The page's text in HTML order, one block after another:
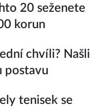
20 seženete
korun
chvíli? Našli
postavu
tenisek se